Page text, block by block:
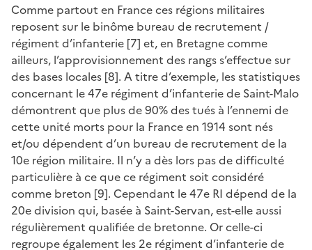
Comme partout en France ces régions militaires
reposent sur le binôme bureau de recrutement /
régiment d’infanterie [7] et, en Bretagne comme
ailleurs, l’approvisionnement des rangs s’effectue sur
des bases locales [8]. A titre d’exemple, les statistiques
concernant le 47e régiment d’infanterie de Saint-Malo
démontrent que plus de 90% des tués à l’ennemi de
cette unité morts pour la France en 1914 sont nés
et/ou dépendent d’un bureau de recrutement de la
10e région militaire. Il n’y a dès lors pas de difficulté
particulière à ce que ce régiment soit considéré
comme breton [9]. Cependant le 47e RI dépend de la
20e division qui, basée à Saint-Servan, est-elle aussi
régulièrement qualifiée de bretonne. Or celle-ci
regroupe également les 2e régiment d’infanterie de